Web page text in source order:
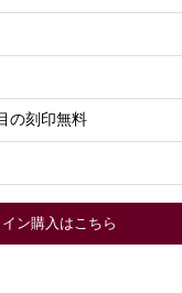
の刻印無料